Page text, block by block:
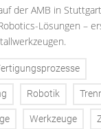
der AMB in
Lösungen –
Robotik
Werkzeuge